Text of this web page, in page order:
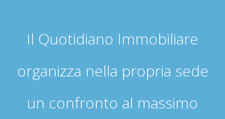
Il Quotidiano Immobiliare
organizza nella propria sede
un confronto al massimo